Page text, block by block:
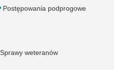
Postępowania podprogowe
Sprawy weteranów